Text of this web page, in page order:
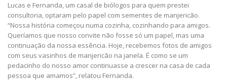
Lucas e Fernanda, um casal de biólogos para quem prestei
consultoria, optaram pelo papel com sementes de manjericão.
“Nossa história começou numa cozinha, cozinhando para amigos.
Queríamos que nosso convite não fosse só um papel, mas uma
continuação da nossa essência. Hoje, recebemos fotos de amigos
com seus vasinhos de manjericão na janela. É como se um
pedacinho do nosso amor continuasse a crescer na casa de cada
pessoa que amamos”, relatou Fernanda.